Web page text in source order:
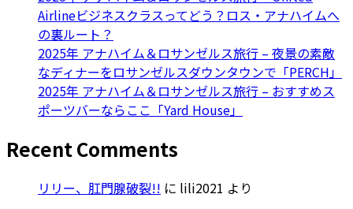
Airlineビジネスクラスってどう？ロス・アナハイムへ
の裏ルート？
2025年 アナハイム＆ロサンゼルス旅行 – 夜景の素敵
なディナーをロサンゼルスダウンタウンで「PERCH」
2025年 アナハイム＆ロサンゼルス旅行 – おすすめス
ポーツバーならここ「Yard House」
Recent Comments
リリー、肛門腺破裂!! に lili2021 より